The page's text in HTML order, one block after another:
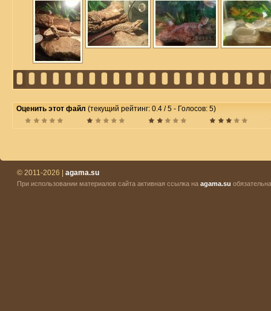
Оценить этот файл (текущий рейтинг: 0.4 / 5 - Голосов: 5)
© 2011-2026 | agama.su
При использовании материалов сайта активная ссылка на agama.su